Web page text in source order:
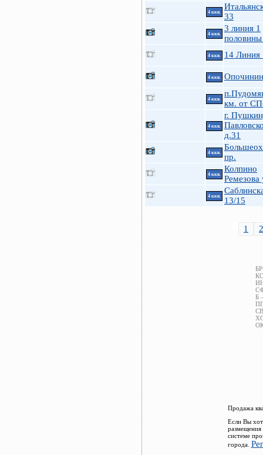
4 ккв.
33
4 ккв.
3 линия 1
4 ккв. 14 Линия
4 ккв.
4 ккв.
км. от
4 ккв.
г.
д.31
4 ккв.
пр.
4 ккв.
Колпино
Ремезова
4 ккв.
13/15
1 2
Б
Продажа
Если Вы
системе
города.